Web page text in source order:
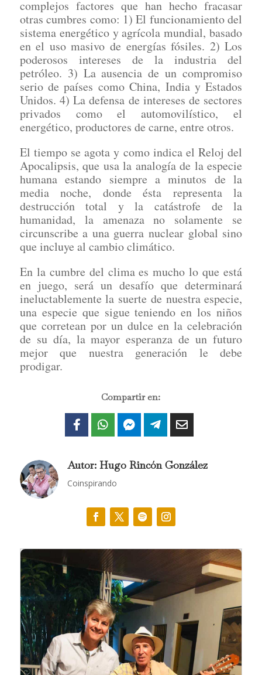
complejos factores que han hecho fracasar
otras cumbres como: 1) El funcionamiento del
sistema energético y agrícola mundial, basado
en el uso masivo de energías fósiles. 2) Los
poderosos intereses de la industria del
petróleo. 3) La ausencia de un compromiso
serio de países como China, India y Estados
Unidos. 4) La defensa de intereses de sectores
privados como el automovilístico, el
energético, productores de carne, entre otros.
El tiempo se agota y como indica el Reloj del
Apocalipsis, que usa la analogía de la especie
humana estando siempre a minutos de la
media noche, donde ésta representa la
destrucción total y la catástrofe de la
humanidad, la amenaza no solamente se
circunscribe a una guerra nuclear global sino
que incluye al cambio climático.
En la cumbre del clima es mucho lo que está
en juego, será un desafío que determinará
ineluctablemente la suerte de nuestra especie,
una especie que sigue teniendo en los niños
que corretean por un dulce en la celebración
de su día, la mayor esperanza de un futuro
mejor que nuestra generación le debe
prodigar.
Compartir en:
Autor: Hugo Rincón González
Coinspirando